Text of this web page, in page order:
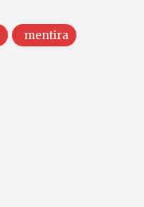
mentira